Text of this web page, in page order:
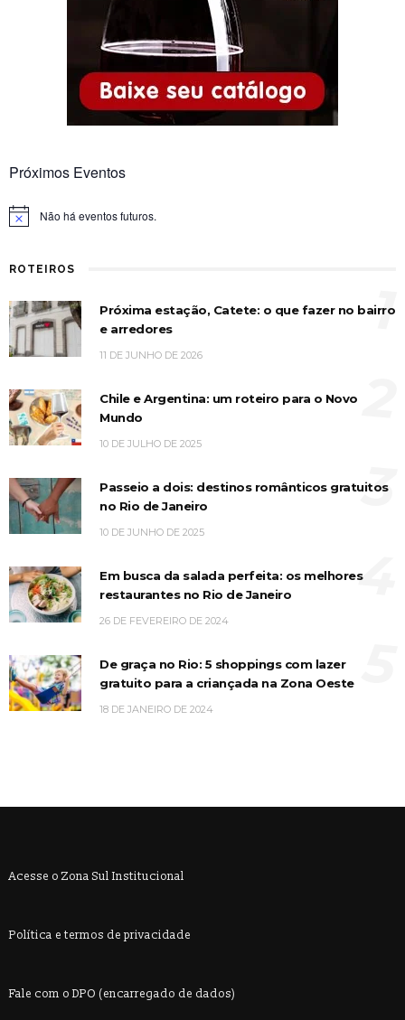
Próximos Eventos
Notice Não há eventos futuros.
ROTEIROS
Próxima estação, Catete: o que fazer no bairro
e arredores
11 DE JUNHO DE 2026
1
Chile e Argentina: um roteiro para o Novo
Mundo
10 DE JULHO DE 2025
Passeio a dois: destinos românticos gratuitos
no Rio de Janeiro
10 DE JUNHO DE 2025
3
Em busca da salada perfeita: os melhores
restaurantes no Rio de Janeiro
26 DE FEVEREIRO DE 2024
4
De graça no Rio: 5 shoppings com lazer
gratuito para a criançada na Zona Oeste
18 DE JANEIRO DE 2024
Acesse o Zona Sul Institucional
Política e termos de privacidade
Fale com o DPO (encarregado de dados)